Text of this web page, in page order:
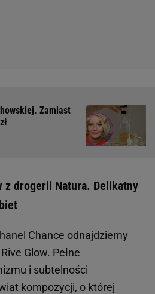
Zamiast
z drogerii Natura. Delikatny
Chance odnajdziemy
Glow. Pełne
i subtelności
kompozycji, o której